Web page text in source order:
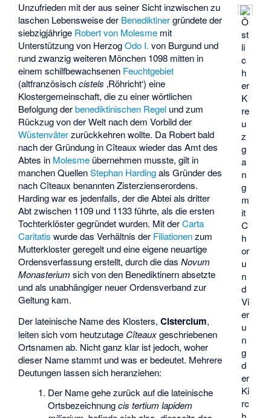
Ö
st
li
c
h
er
K
re
u
z
g
a
n
g
m
it
C
h
or
u
n
d
Vi
er
u
n
g
d
er
Ki
rc
Unzufrieden mit der aus seiner Sicht inzwischen zu
laschen Lebensweise der Benediktinergründete der
siebzigjährige Robert von Molesme mit
Unterstützung von HerzogOdo I. von Burgund und
rund zwanzig weiteren Mönchen 1098 mitten in
einem schilfbewachsenen Feuchtgebiet
(altfranzösischcistels ‚Röhricht‘) eine
Klostergemeinschaft, die zu einer wörtlichen
Befolgung derbenediktinischen Regel und zum
Rückzug von der Welt nach dem Vorbild der
Wüstenväterzurückkehren wollte. Da Robert bald
nach der Gründung in Cîteaux wieder das Amt des
Abtes in Molesme übernehmen musste, gilt in
manchen QuellenStephan Hardingals Gründer des
nach Cîteaux benannten Zisterzienserordens.
Harding war es jedenfalls, der die Abtei als dritter
Abt zwischen 1109 und 1133 führte, als die ersten
Tochterklöster gegründet wurden. Mit derCarta
Caritatis wurde das Verhältnis der Filiationenzum
Mutterkloster geregelt und eine eigene neuartige
Ordensverfassung erstellt, durch die dasNovum
Monasterium sich von den Benediktinern absetzte
und als unabhängiger neuer Ordensverband zur
Geltung kam.
Der lateinische Name des Klosters,Cistercium,
leiten sich vom heutzutage Cîteauxgeschriebenen
Ortsnamen ab. Nicht ganz klar ist jedoch, woher
dieser Name stammt und was er bedeutet. Mehrere
Deutungen lassen sich heranziehen:
Der Name gehe zurück auf die lateinische
Ortsbezeichnungcis tertium lapidem